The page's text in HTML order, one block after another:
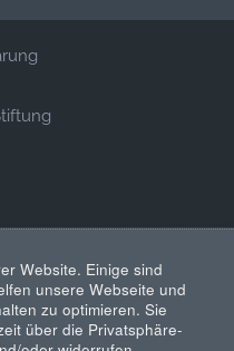
Website. Einige sind
unsere Webseite und
zu optimieren. Sie
über die Privatsphäre-